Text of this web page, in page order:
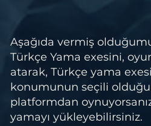
Aşağıda vermiş
Türkçe Yama exesini,
atarak, Türkçe yama
konumunun seçili
platformdan
yamayı yükleyebilirsiniz.